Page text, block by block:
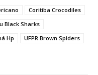
Coritiba Crocodiles
Black Sharks
Hp
UFPR Brown Spiders